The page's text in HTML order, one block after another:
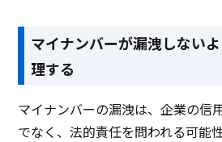
マイナンバーが漏洩しない
理する
マイナンバーの漏洩は、企業の信
でなく、法的責任を問われる可能